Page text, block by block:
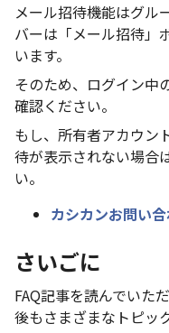
メール招待機能はグル
バーは「メール招待」
います。
そのため、ログイン中
確認ください。
もし、所有者アカウン
待が表示されない場合
い。
カシカンお問い
さいごに
FAQ記事を読んでいた
後もさまざまなトピッ